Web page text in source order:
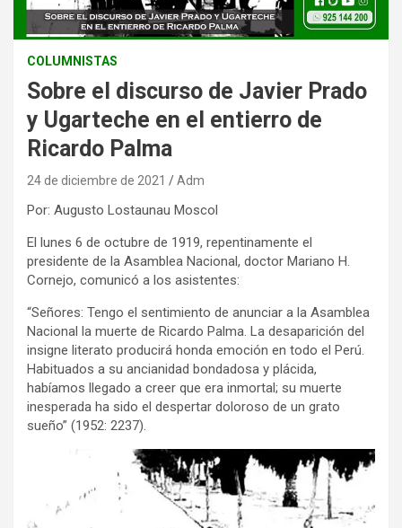
COLUMNISTAS
Sobre el discurso de Javier Prado
y Ugarteche en el entierro de
Ricardo Palma
24 de diciembre de 2021 Adm
Por: Augusto Lostaunau Moscol
El lunes 6 de octubre de 1919, repentinamente el
presidente de la Asamblea Nacional, doctor Mariano H.
Cornejo, comunicó a los asistentes:
“Señores: Tengo el sentimiento de anunciar a la Asamblea
Nacional la muerte de Ricardo Palma. La desaparición del
insigne literato producirá honda emoción en todo el Perú.
Habituados a su ancianidad bondadosa y plácida,
habíamos llegado a creer que era inmortal; su muerte
inesperada ha sido el despertar doloroso de un grato
sueño” (1952: 2237).